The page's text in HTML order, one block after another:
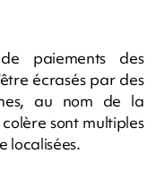
paiements des
écrasés par des
au nom de la
sont multiples
localisées.